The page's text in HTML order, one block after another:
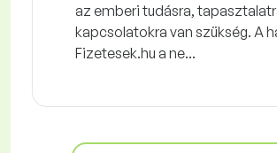
az emberi tudásra,
kapcsolatokra van szükség. A
Fizetesek.hu a ne...